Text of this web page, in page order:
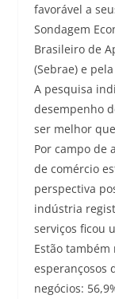
favorável a
Sondagem
Brasileiro de
(Sebrae) e
A pesquisa
desempenho
ser melhor
Por campo de
de comércio
perspectiva
indústria
serviços ficou
Estão também
esperançosos
negócios: